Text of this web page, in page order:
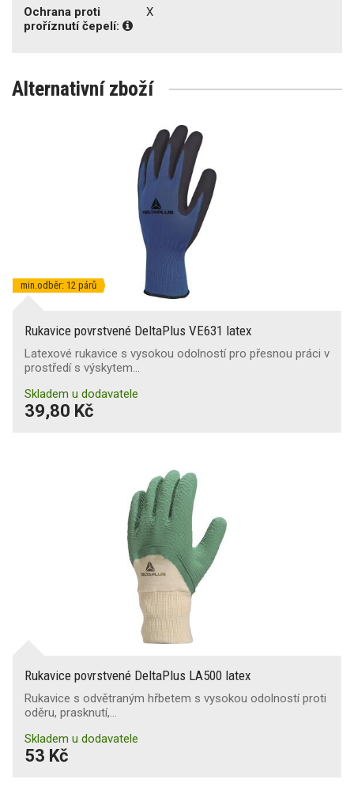
Ochrana proti
proříznutí čepelí:
X
Alternativní zboží
min.odběr: 12 párů
Rukavice povrstvené DeltaPlus VE631 latex
Latexové rukavice s vysokou odolností pro přesnou práci v
prostředí s výskytem…
Skladem u dodavatele
39,80 Kč
Rukavice povrstvené DeltaPlus LA500 latex
Rukavice s odvětraným hřbetem s vysokou odolností proti
oděru, prasknutí,…
Skladem u dodavatele
53 Kč